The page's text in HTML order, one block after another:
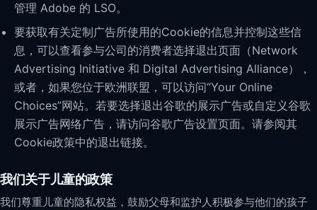
管理 Adobe 的 LSO。
要获取有关定制广告所使用的Cookie的信息并控制这些信
息，可以查看参与公司的消费者选择退出页面（Network
Advertising Initiative 和 Digital Advertising Alliance），
或者，如果您位于欧洲联盟，可以访问“Your Online
Choices”网站。若要选择退出谷歌的展示广告或自定义谷歌
展示广告网络广告，请访问谷歌广告设置页面。请参阅其
Cookie政策中的退出链接。
我们关于儿童的政策
我们尊重儿童的隐私权益，鼓励父母和监护人积极参与他们的孩子